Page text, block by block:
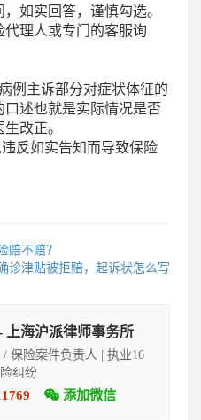
如实回答，谨慎勾选。
理人或专门的客服询
主诉部分对症状体征的
述也就是实际情况是否
改正。
反如实告知而导致保险
赔不赔？
诊津贴被拒赔，起诉状怎么写
上海沪派律师事务所
保险案件负责人 | 执业16
纠纷
添加微信